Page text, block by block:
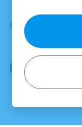
SUIVEZ-NOUS
Facebook
Instagram